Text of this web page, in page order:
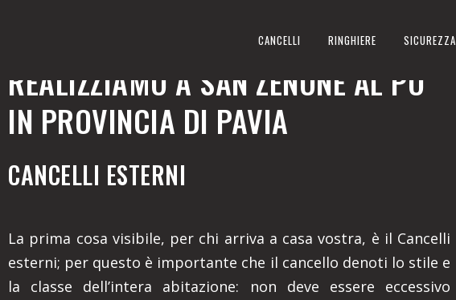
CANCELLI RINGHIERE SICUREZZA
REALIZZIAMO A SAN ZENONE AL PO
IN PROVINCIA DI PAVIA
CANCELLI ESTERNI
La prima cosa visibile, per chi arriva a casa vostra, è il Cancelli
esterni; per questo è importante che il cancello denoti lo stile e
la classe dell’intera abitazione: non deve essere eccessivo